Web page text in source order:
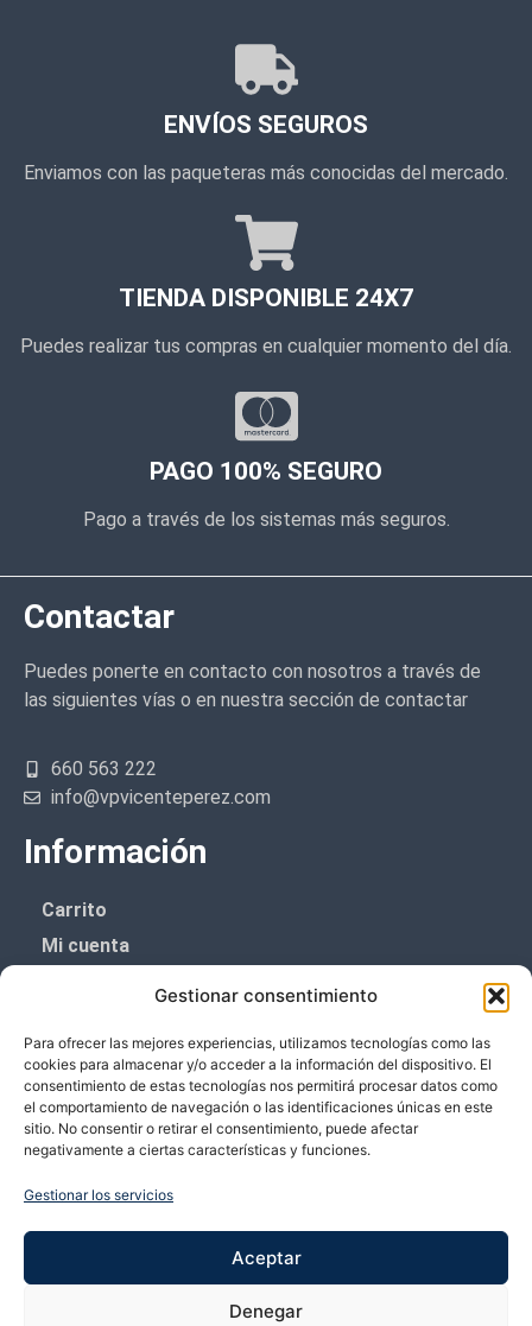
Gestionar consentimiento
Para ofrecer las mejores experiencias, utilizamos tecnologías como las
cookies para almacenar y/o acceder a la información del dispositivo. El
consentimiento de estas tecnologías nos permitirá procesar datos como
el comportamiento de navegación o las identificaciones únicas en este
sitio. No consentir o retirar el consentimiento, puede afectar
negativamente a ciertas características y funciones.
Gestionar los servicios
Aceptar
Denegar
ENVÍOS SEGUROS
Enviamos con las paqueteras más conocidas del mercado.
TIENDA DISPONIBLE 24X7
Puedes realizar tus compras en cualquier momento del día.
PAGO 100% SEGURO
Pago a través de los sistemas más seguros.
Contactar
Puedes ponerte en contacto con nosotros a través de
las siguientes vías o en nuestra sección de contactar
660 563 222
info@vpvicenteperez.com
Información
Carrito
Mi cuenta
Política de cookies (UE)
Boletín de noticias
¡¡Suscríbete y prometemos no dar mucho el
Te enviaremos sólo cosas importantes.